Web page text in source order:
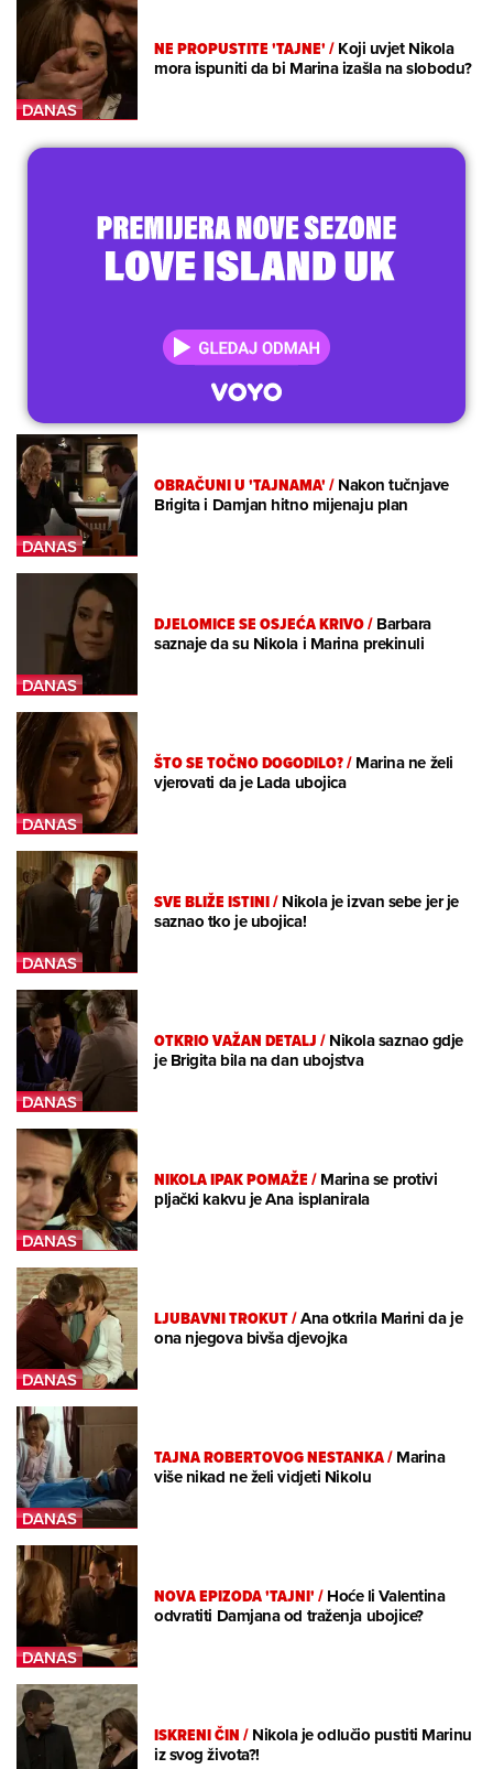
NE PROPUSTITE 'TAJNE'/Koji uvjet Nikola
mora ispuniti da bi Marina izašla na slobodu?
OBRAČUNI U 'TAJNAMA'/Nakon tučnjave
Brigita i Damjan hitno mijenaju plan
DJELOMICE SE OSJEĆA KRIVO/Barbara
saznaje da su Nikola i Marina prekinuli
ŠTO SE TOČNO DOGODILO?/Marina ne želi
vjerovati da je Lada ubojica
SVE BLIŽE ISTINI/Nikola je izvan sebe jer je
saznao tko je ubojica!
OTKRIO VAŽAN DETALJ/Nikola saznao gdje
je Brigita bila na dan ubojstva
NIKOLA IPAK POMAŽE/Marina se protivi
pljački kakvu je Ana isplanirala
LJUBAVNI TROKUT/Ana otkrila Marini da je
ona njegova bivša djevojka
TAJNA ROBERTOVOG NESTANKA/Marina
više nikad ne želi vidjeti Nikolu
NOVA EPIZODA 'TAJNI'/Hoće li Valentina
odvratiti Damjana od traženja ubojice?
ISKRENI ČIN/Nikola je odlučio pustiti Marinu
iz svog života?!